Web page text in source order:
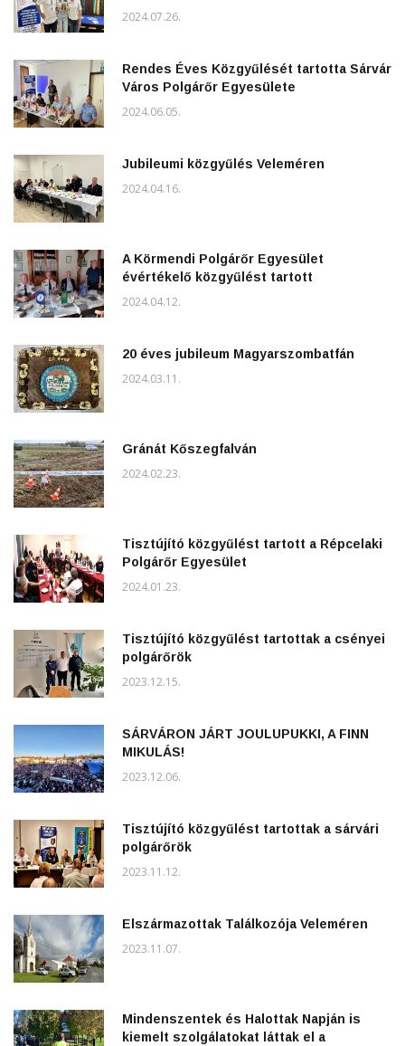
2024.07.26.
Rendes Éves Közgyűlését tartotta Sárvár
Város Polgárőr Egyesülete
2024.06.05.
Jubileumi közgyűlés Veleméren
2024.04.16.
A Körmendi Polgárőr Egyesület
évértékelő közgyűlést tartott
2024.04.12.
20 éves jubileum Magyarszombatfán
2024.03.11.
Gránát Kőszegfalván
2024.02.23.
Tisztújító közgyűlést tartott a Répcelaki
Polgárőr Egyesület
2024.01.23.
Tisztújító közgyűlést tartottak a csényei
polgárőrök
2023.12.15.
SÁRVÁRON JÁRT JOULUPUKKI, A FINN
MIKULÁS!
2023.12.06.
Tisztújító közgyűlést tartottak a sárvári
polgárőrök
2023.11.12.
Elszármazottak Találkozója Veleméren
2023.11.07.
Mindenszentek és Halottak Napján is
kiemelt szolgálatokat láttak el a